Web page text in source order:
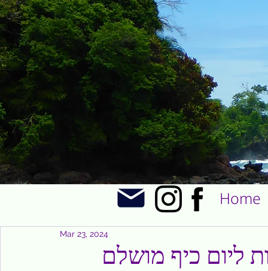
Home
ליום כיף מושלם
Mar 23, 2024